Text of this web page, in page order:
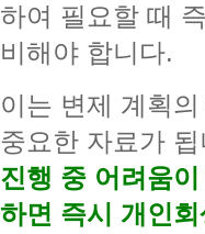
하여 필요할 때
비해야 합니다.
이는 변제 계획
중요한 자료가
진행 중 어려움
하면 즉시 개인